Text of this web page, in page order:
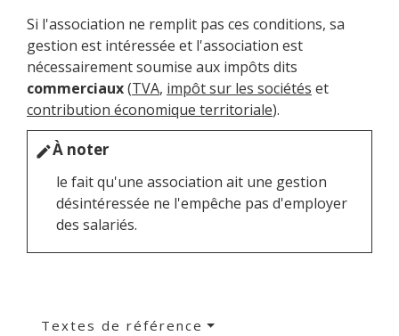
Si l'association ne remplit pas ces conditions, sa
gestion est intéressée et l'association est
nécessairement soumise aux impôts dits
commerciaux(TVA, impôt sur les sociétés et
contribution économique territoriale).
editÀ noter
le fait qu'une association ait une gestion
désintéressée ne l'empêche pas d'employer
des salariés.
Textes de référence